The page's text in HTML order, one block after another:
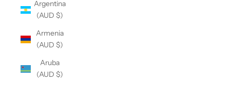
Argentina
(AUD $)
Armenia
(AUD $)
Aruba
(AUD $)